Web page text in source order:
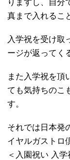
りますし、自分
真まで入れるこ
入学祝を受け取
ージが返ってく
また入学祝を頂
ても気持ちのこ
す。
それでは日本発
イヤルガストロ
＜入園祝い 入